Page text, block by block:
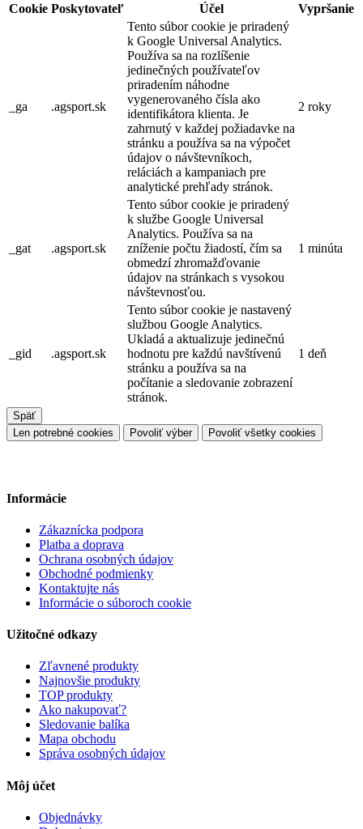
Cookie Poskytovateľ Účel Vypršanie
_ga .agsport.sk
Tento súbor cookie je priradený
k Google Universal Analytics.
Používa sa na rozlíšenie
jedinečných používateľov
priradením náhodne
vygenerovaného čísla ako
identifikátora klienta. Je
zahrnutý v každej požiadavke na
stránku a používa sa na výpočet
údajov o návštevníkoch,
reláciách a kampaniach pre
analytické prehľady stránok.
2 roky
_gat .agsport.sk
Tento súbor cookie je priradený
k službe Google Universal
Analytics. Používa sa na
zníženie počtu žiadostí, čím sa
obmedzí zhromažďovanie
údajov na stránkach s vysokou
návštevnosťou.
1 minúta
_gid .agsport.sk
Tento súbor cookie je nastavený
službou Google Analytics.
Ukladá a aktualizuje jedinečnú
hodnotu pre každú navštívenú
stránku a používa sa na
počítanie a sledovanie zobrazení
stránok.
1 deň
Späť
Len potrebné cookies
Povoliť výber Povoliť všetky cookies
Informácie
Zákaznícka podpora
Platba a doprava
Ochrana osobných údajov
Obchodné podmienky
Kontaktujte nás
Informácie o súboroch cookie
Užitočné odkazy
Zľavnené produkty
Najnovšie produkty
TOP produkty
Ako nakupovať?
Sledovanie balíka
Mapa obchodu
Správa osobných údajov
Môj účet
Objednávky